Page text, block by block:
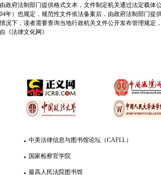
政府法制部门提供格式文本，文件制定机关通过法定载体公
年）也规定，规范性文件依法备案后，由政府法制部门提
况下，读者需要查询当地行政机关文件公开发布管理规定
《法律文化网》
中美法律信息与图书馆论坛（CAFLL）
国家检察官学院
最高人民法院图书馆